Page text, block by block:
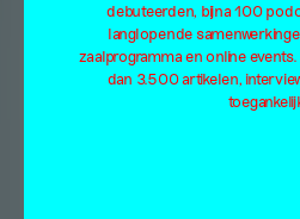
debuteerden, bijna 100
langlopende
zaalprogramma en online
dan 3.500 artikelen,